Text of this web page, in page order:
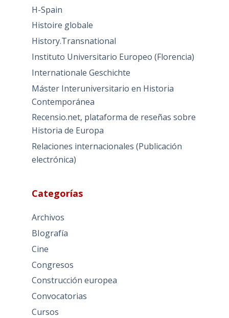
H-Spain
Histoire globale
History.Transnational
Instituto Universitario Europeo (Florencia)
Internationale Geschichte
Máster Interuniversitario en Historia
Contemporánea
Recensio.net, plataforma de reseñas sobre
Historia de Europa
Relaciones internacionales (Publicación
electrónica)
Categorías
Archivos
BIografía
Cine
Congresos
Construcción europea
Convocatorias
Cursos